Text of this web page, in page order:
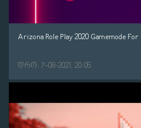
Arizona Role Play 2020 Gamemode
დრო: 7-08-2021, 20:05